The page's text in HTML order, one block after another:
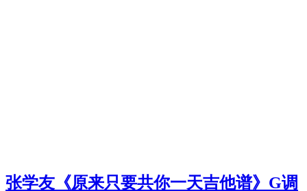
张学友《原来只要共你一天吉他谱》G调